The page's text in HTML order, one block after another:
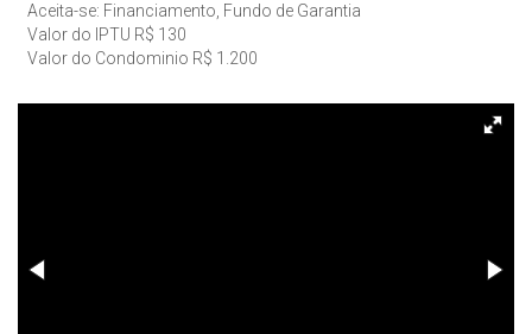
Aceita-se: Financiamento, Fundo de Garantia
Valor do IPTU R$ 130
Valor do Condominio R$ 1.200